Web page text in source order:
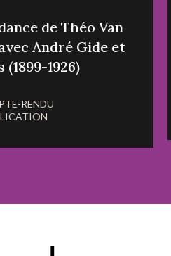
de Théo Van
André Gide et
(1899-1926)
RENDU